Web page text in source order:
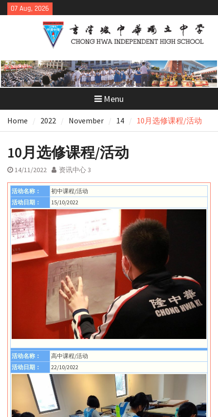
Skip
to
07 Aug, 2026
Menu
Home 2022 November 14 10月选修课程/活动
10月选修课程/活动
14/11/2022 资讯中心 3
活动名称：
初中课程/活动
活动日期：
15/10/2022
活动名称：
高中课程/活动
活动日期：
22/10/2022